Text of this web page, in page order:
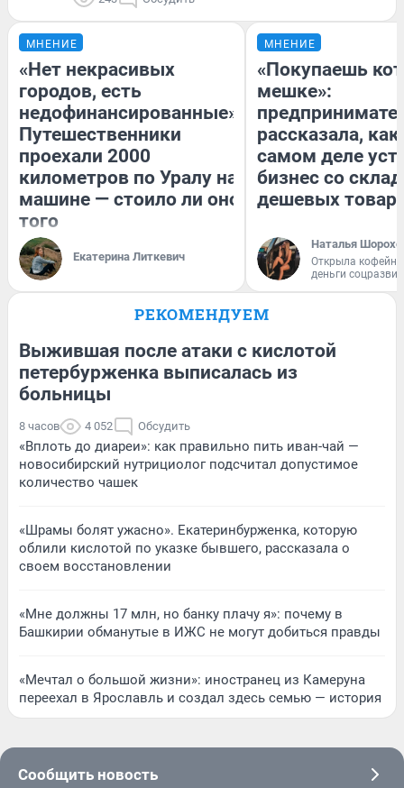
МНЕНИЕ
«Нет некрасивых
городов, есть
недофинансированные».
Путешественники
проехали 2000
километров по Уралу на
машине — стоило ли оно
того
Екатерина Литкевич
МНЕНИЕ
«Покупаешь
мешке»:
рассказала, как
самом деле
бизнес со
дешевых
Наталья
Открыла
деньги
РЕКОМЕНДУЕМ
Выжившая после атаки с кислотой
петербурженка выписалась из
больницы
8 часов 4 052 Обсудить
«Вплоть до диареи»: как правильно пить иван-чай —
новосибирский нутрициолог подсчитал допустимое
количество чашек
«Шрамы болят ужасно». Екатеринбурженка, которую
облили кислотой по указке бывшего, рассказала о
своем восстановлении
«Мне должны 17 млн, но банку плачу я»: почему в
Башкирии обманутые в ИЖС не могут добиться правды
«Мечтал о большой жизни»: иностранец из Камеруна
переехал в Ярославль и создал здесь семью — история
Сообщить новость